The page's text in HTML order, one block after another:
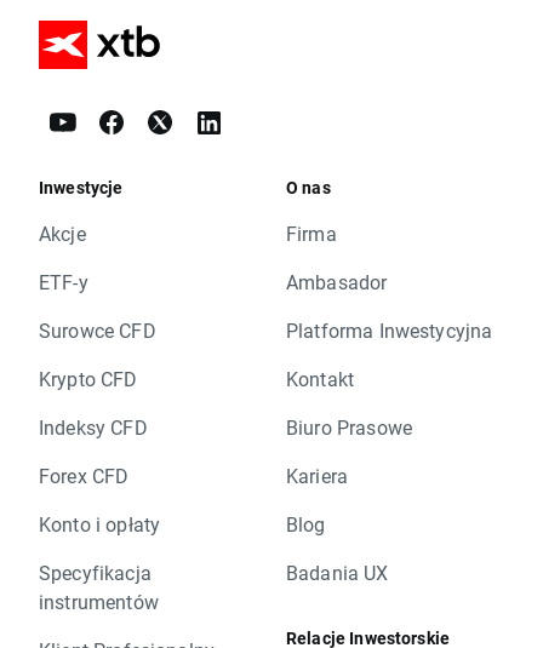
Inwestycje
Akcje
ETF-y
Surowce CFD
Krypto CFD
Indeksy CFD
Forex CFD
Konto i opłaty
Specyfikacja
instrumentów
O nas
Firma
Ambasador
Platforma Inwestycyjna
Kontakt
Biuro Prasowe
Kariera
Blog
Badania UX
Relacje Inwestorskie